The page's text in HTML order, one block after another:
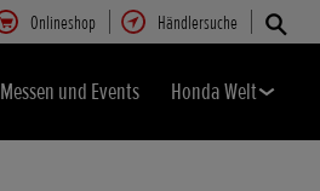
Onlineshop Händlersuche
Messen und Events Honda Welt